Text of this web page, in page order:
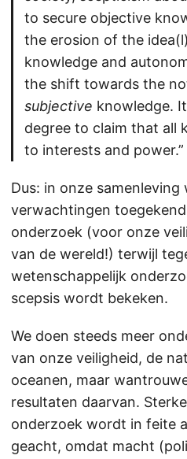
to secure objective
the erosion of the
knowledge and
the shift towards the
subjective knowledge.
degree to claim that all
to interests and power.”
Dus: in onze
verwachtingen
onderzoek (voor onze
van de wereld!) terwijl
wetenschappelijk
scepsis wordt bekeken.
We doen steeds meer
van onze veiligheid, de
oceanen, maar
resultaten daarvan.
onderzoek wordt in feite
geacht, omdat macht